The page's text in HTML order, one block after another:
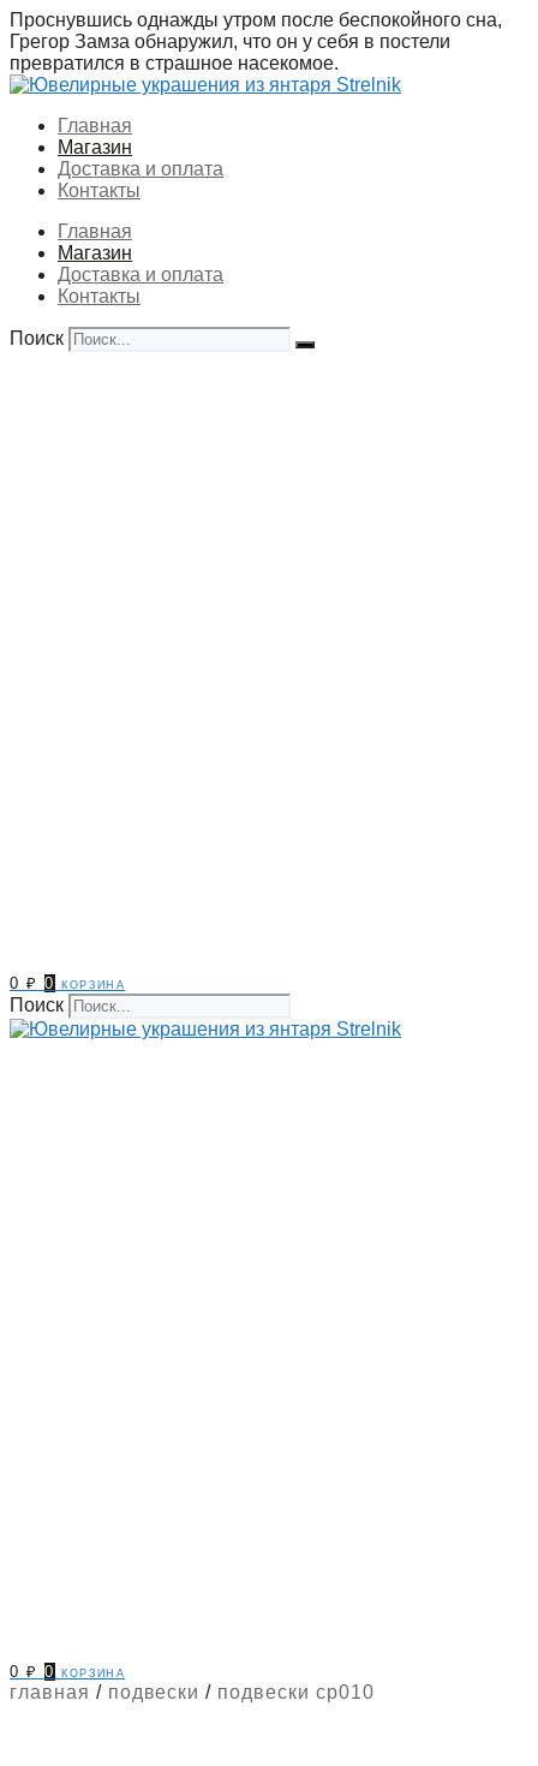
Перейти
к
содержимому
Проснувшись однажды утром после беспокойного сна,
Грегор Замза обнаружил, что он у себя в постели
превратился в страшное насекомое.
Главная
Магазин
Доставка и оплата
Контакты
Главная
Магазин
Доставка и оплата
Контакты
Поиск
0₽ 0 корзина
Поиск
0₽ 0 корзина
главная / подвески / подвески cp010